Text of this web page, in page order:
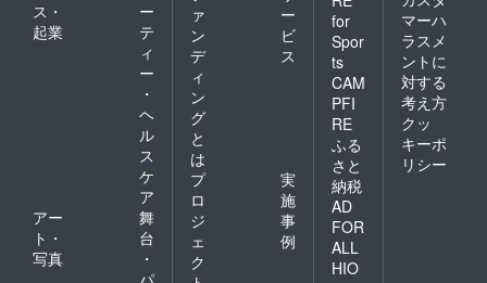
ス・
起業
ー
テ
ィ
ー
・
ヘ
ル
ス
ケ
ア
アー
ト・
写真
舞
台
・
パ
ァ
ン
デ
ィ
ン
グ
と
は
ー
ビ
ス
プ
ロ
ジ
ェ
ク
実
施
事
例
for
Spor
ts
CAM
PFI
RE
ふる
さと
納税
AD
FOR
ALL
HIO
マーハ
ラスメ
ントに
対する
考え方
クッ
キーポ
リシー